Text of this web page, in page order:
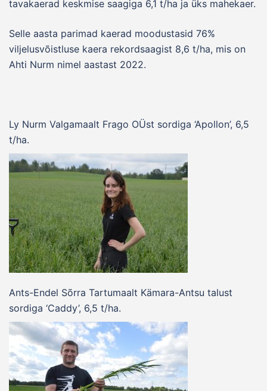
tavakaerad keskmise saagiga 6,1 t/ha ja üks mahekaer.
Selle aasta parimad kaerad moodustasid 76%
viljelusvõistluse kaera rekordsaagist 8,6 t/ha, mis on
Ahti Nurm nimel aastast 2022.
Ly Nurm Valgamaalt Frago OÜst sordiga ‘Apollon’, 6,5
t/ha.
Ants-Endel Sõrra Tartumaalt Kämara-Antsu talust
sordiga ‘Caddy’, 6,5 t/ha.